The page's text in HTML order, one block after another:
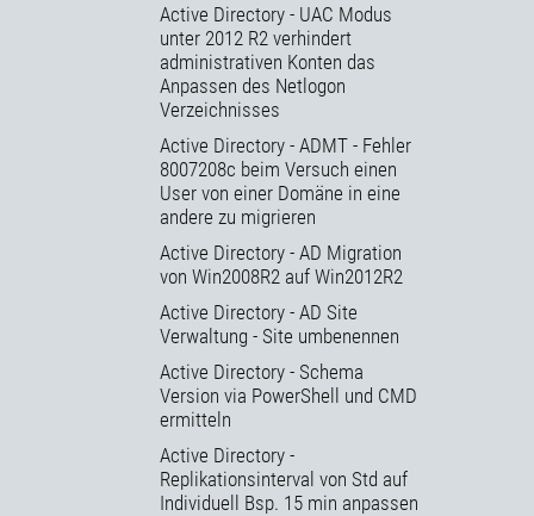
Active Directory - UAC Modus
unter 2012 R2 verhindert
administrativen Konten das
Anpassen des Netlogon
Verzeichnisses
Active Directory - ADMT - Fehler
8007208c beim Versuch einen
User von einer Domäne in eine
andere zu migrieren
Active Directory - AD Migration
von Win2008R2 auf Win2012R2
Active Directory - AD Site
Verwaltung - Site umbenennen
Active Directory - Schema
Version via PowerShell und CMD
ermitteln
Active Directory -
Replikationsinterval von Std auf
Individuell Bsp. 15 min anpassen